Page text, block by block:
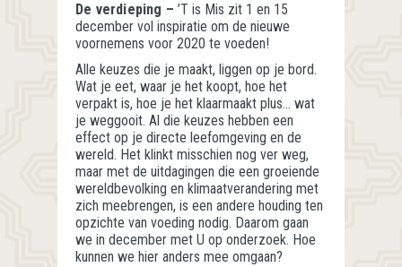
De verdieping – ’T is Mis zit 1 en 15
december vol inspiratie om de nieuwe
voornemens voor 2020 te voeden!
Alle keuzes die je maakt, liggen op je bord.
Wat je eet, waar je het koopt, hoe het
verpakt is, hoe je het klaarmaakt plus… wat
je weggooit. Al die keuzes hebben een
effect op je directe leefomgeving en de
wereld. Het klinkt misschien nog ver weg,
maar met de uitdagingen die een groeiende
wereldbevolking en klimaatverandering met
zich meebrengen, is een andere houding ten
opzichte van voeding nodig. Daarom gaan
we in december met U op onderzoek. Hoe
kunnen we hier anders mee omgaan?